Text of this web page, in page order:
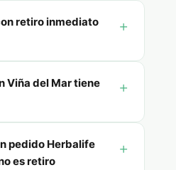
retiro inmediato
Viña del Mar tiene
pedido Herbalife
es retiro